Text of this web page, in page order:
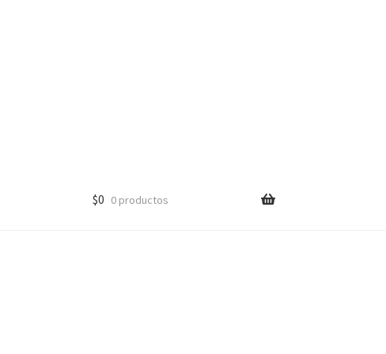
$0 0 productos